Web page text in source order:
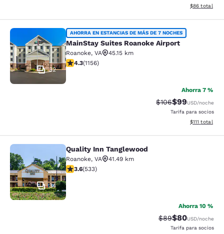
Ver detalles
$86 total
MainStay Suites Roanoke Airport
32
AHORRA EN ESTANCIAS DE MÁS DE 7 NOCHES
MainStay Suites Roanoke Airport
Roanoke, VA
45.15 km
Calificación de 4.3 estrellas. Excelente. 1156 reseñas
4.3(1156)
Ahorra 7 %
Tarifa tachada:
$106Tarifa
$99USD/noche
Tarifa para socios
Ver detalles
$111 total
Quality Inn Tanglewood
34
Quality Inn Tanglewood
Roanoke, VA
41.49 km
Calificación de 3.65 estrellas. Bueno. 533 reseñas
3.6(533)
Ahorra 10 %
Tarifa tachada:
$89Tarifa
$80USD/noche
Tarifa para socios